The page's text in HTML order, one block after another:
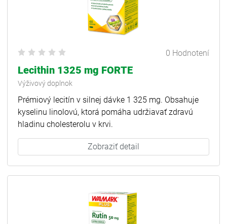
0 Hodnotení
Lecithin 1325 mg FORTE
Výživový doplnok
Prémiový lecitín v silnej dávke 1 325 mg. Obsahuje
kyselinu linolovú, ktorá pomáha udržiavať zdravú
hladinu cholesterolu v krvi.
Zobraziť detail